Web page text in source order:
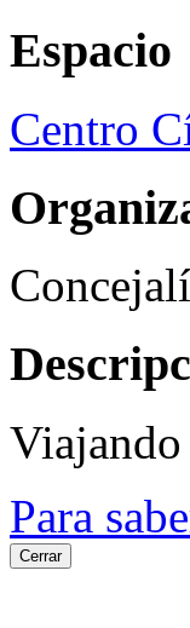
Espacio
Centro
Viajando
Para
Cerrar